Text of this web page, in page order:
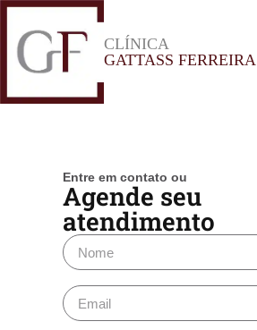
CLÍNICA
GATTASS FERREIRA
Entre em contato ou
Agende seu
atendimento